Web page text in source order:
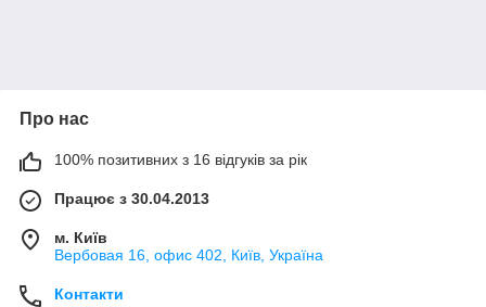
Про нас
100% позитивних з 16 відгуків за рік
Працює з 30.04.2013
м. Київ
Вербовая 16, офис 402, Київ, Україна
Контакти